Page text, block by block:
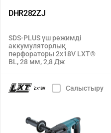
DHR282ZJ
SDS-PLUS үш режимді
аккумуляторлық
перфораторы 2x18V LXT®
BL, 28 мм, 2,8 Дж
Салыстыру